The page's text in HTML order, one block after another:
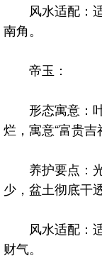
风水适配：适
南角。
帝玉：
形态寓意：叶
烂，寓意“富贵吉
养护要点：光
少，盆土彻底干
风水适配：适
财气。